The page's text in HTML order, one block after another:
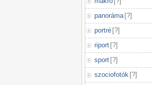
panoráma [?]
portré [?]
riport [?]
sport [?]
szociofotók [?]